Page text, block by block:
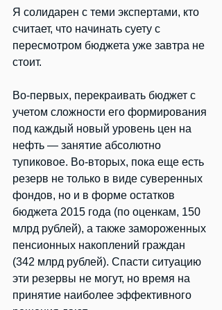
Я солидарен с теми экспертами, кто
считает, что начинать суету с
пересмотром бюджета уже завтра не
стоит.
Во-первых, перекраивать бюджет с
учетом сложности его формирования
под каждый новый уровень цен на
нефть — занятие абсолютно
тупиковое. Во-вторых, пока еще есть
резерв не только в виде суверенных
фондов, но и в форме остатков
бюджета 2015 года (по оценкам, 150
млрд рублей), а также замороженных
пенсионных накоплений граждан
(342 млрд рублей). Спасти ситуацию
эти резервы не могут, но время на
принятие наиболее эффективного